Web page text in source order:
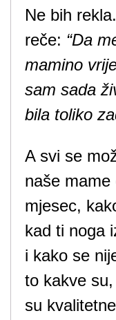
Ne bih
reče: “Da
mamino
sam sada
bila toliko
A svi se
naše mame
mjesec,
kad ti noga
i kako se
to kakve
su